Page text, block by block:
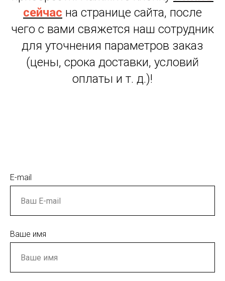
сейчас на странице сайта, после
чего с вами свяжется наш сотрудник
для уточнения параметров заказ
(цены, срока доставки, условий
оплаты и т. д.)!
E-mail
Ваше имя